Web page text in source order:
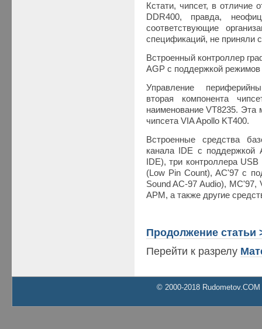
Кстати, чипсет, в отличие
DDR400, правда,
соответствующие
спецификаций, не приняли
Встроенный контроллер
AGP с поддержкой
Управление
вторая компонента
наименование VT8235. Эта
чипсета VIA Apollo KT400.
Встроенные средства
канала IDE с поддержкой
IDE), три контроллера
(Low Pin Count), AC'97 с
Sound AC-97 Audio), MC'97,
APM, а также другие
Продолжение статьи
Перейти к разрелу
© 2000-2018